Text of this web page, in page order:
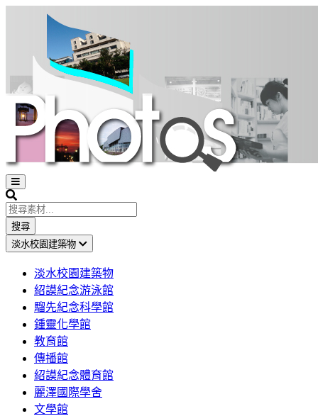
Open
sidebar
Search
搜尋
淡水校園建築物
淡水校園建築物
紹謨紀念游泳館
騮先紀念科學館
鍾靈化學館
教育館
傳播館
紹謨紀念體育館
麗澤國際學舍
文學館